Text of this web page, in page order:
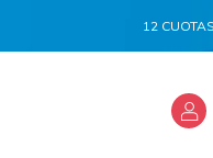
12 CUOTAS SIN